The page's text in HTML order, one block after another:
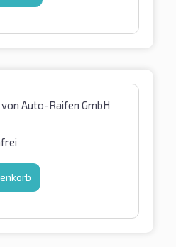
von Auto-Raifen GmbH